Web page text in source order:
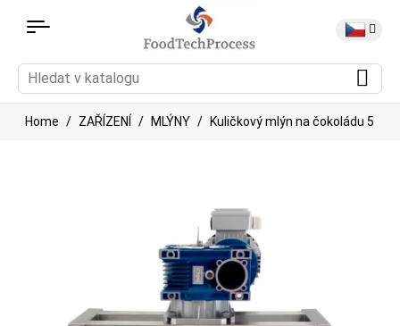
Home ZAŘÍZENÍ MLÝNY Kuličkový mlýn na čokoládu 5